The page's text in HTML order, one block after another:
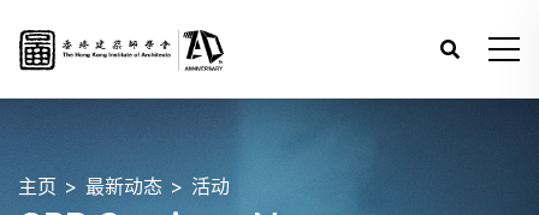
主页 最新动态 活动